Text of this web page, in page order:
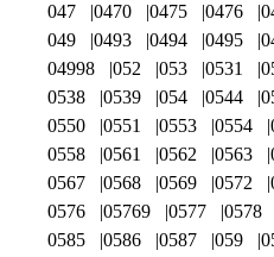
047
0470 0475 0476
049
0493 0494 0495
04998
052 053 0531
0538
0539 054 0544
0550
0551 0553 0554
0558
0561 0562 0563
0567
0568 0569 0572
0576
05769 0577 0578
0585
0586 0587 059